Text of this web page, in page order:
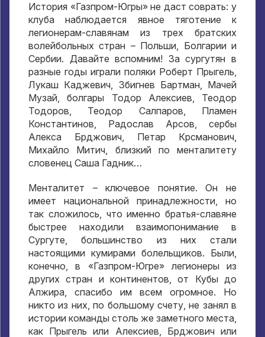
История «Газпром-Югры» не даст соврать: у
клуба наблюдается явное тяготение к
легионерам-славянам из трех братских
волейбольных стран – Польши, Болгарии и
Сербии. Давайте вспомним! За сургутян в
разные годы играли поляки Роберт Прыгель,
Лукаш Каджевич, Збигнев Бартман, Мачей
Музай, болгары Тодор Алексиев, Теодор
Тодоров, Теодор Салпаров, Пламен
Константинов, Радослав Арсов, сербы
Алекса Брджович, Петар Крсманович,
Михайло Митич, близкий по менталитету
словенец Саша Гадник…
Менталитет – ключевое понятие. Он не
имеет национальной принадлежности, но
так сложилось, что именно братья-славяне
быстрее находили взаимопонимание в
Сургуте, большинство из них стали
настоящими кумирами болельщиков. Были,
конечно, в «Газпром-Югре» легионеры из
других стран и континентов, от Кубы до
Алжира, спасибо им всем огромное. Но
никто из них, по большому счету, не занял в
истории команды столь же заметного места,
как Прыгель или Алексиев, Брджович или